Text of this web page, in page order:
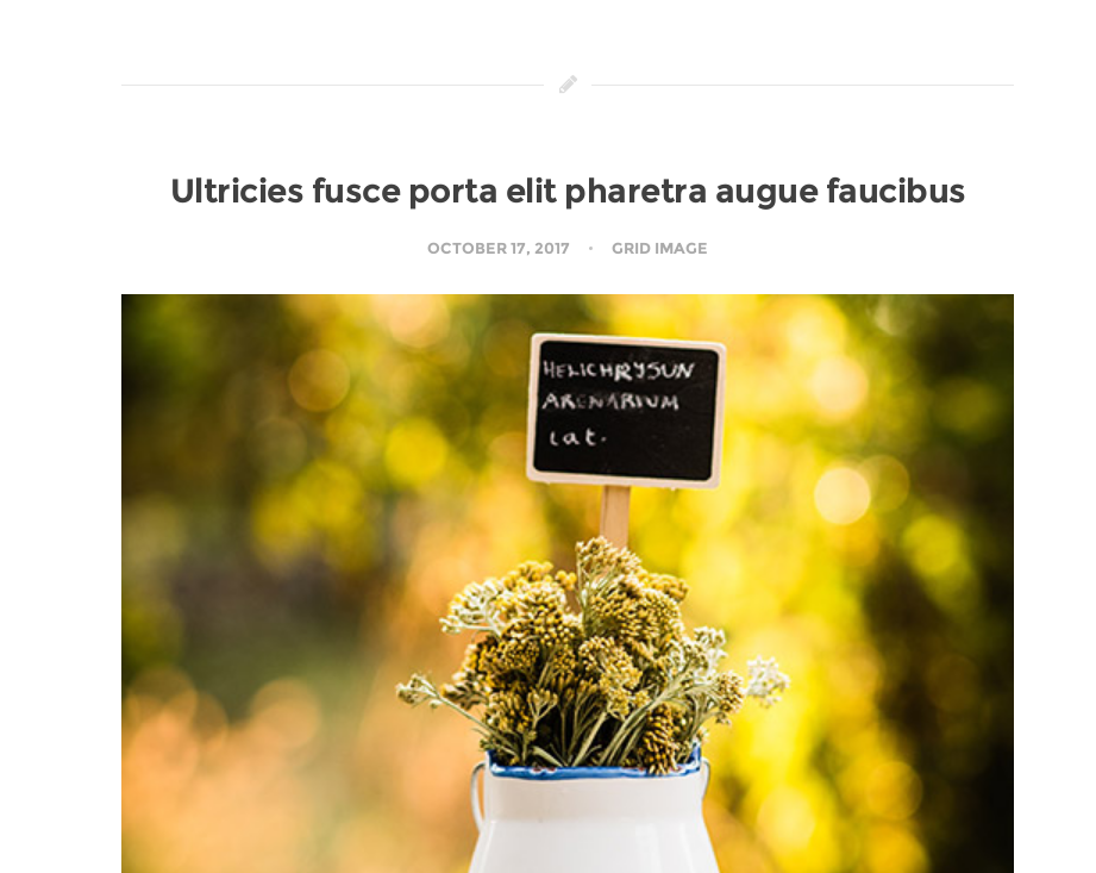
Ultricies fusce porta elit pharetra augue faucibus
OCTOBER 17, 2017 GRID IMAGE